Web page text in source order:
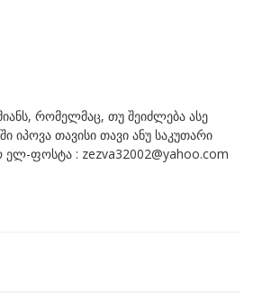
რომელმაც, თუ შეიძლება ასე
იპოვა თავისი თავი ანუ საკუთარი
ელ-ფოსტა : zezva32002@yahoo.com